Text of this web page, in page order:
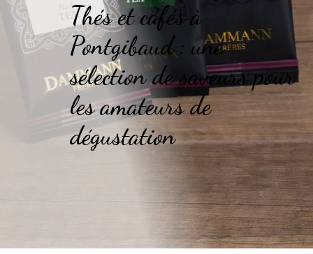
Thés et cafés à
Pontgibaud : une
sélection de saveurs pour
les amateurs de
dégustation